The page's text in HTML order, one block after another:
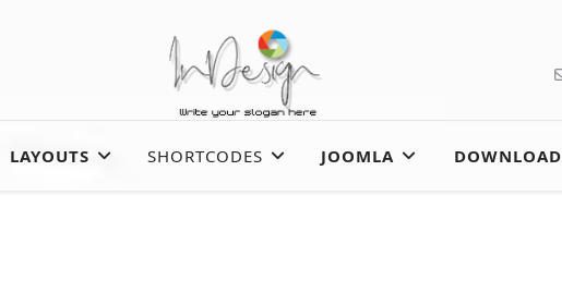
LAYOUTS SHORTCODES JOOMLA DOWNLOAD